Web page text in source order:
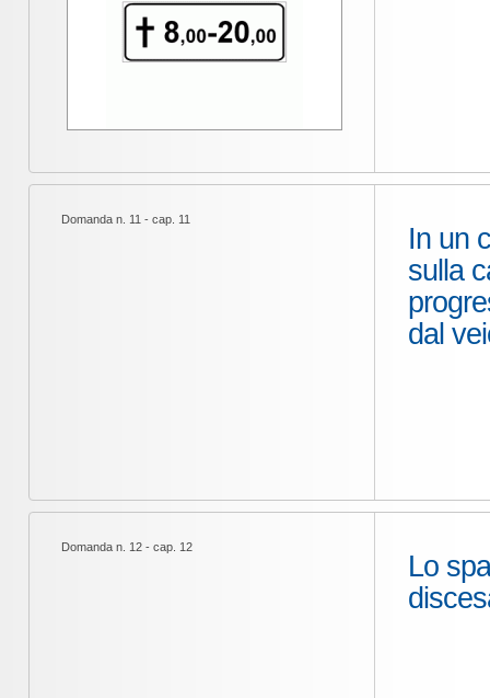
Domanda n. 11 - cap. 11
In un
sulla
dal
Domanda n. 12 - cap. 12
Lo